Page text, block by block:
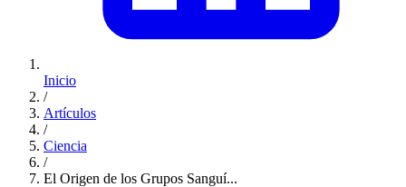
Inicio
/
Artículos
/
Ciencia
/
El Origen de los Grupos Sanguí...